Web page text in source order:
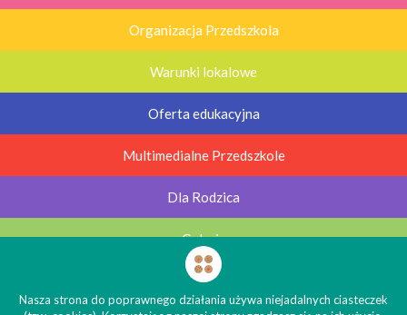
Organizacja Przedszkola
Warunki lokalowe
Oferta edukacyjna
Multimedialne Przedszkole
Dla Rodzica
Galerie
Kontakt
Nasza strona do poprawnego działania używa niejadalnych ciasteczek